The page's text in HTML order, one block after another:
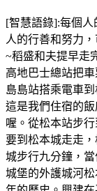
[智慧語錄]:每個
人的行善和努力
~稻盛和夫提早走
高地巴士總站把
島島站搭乘
這是我們住宿的飯
喔。從松本站步
要到松本城走走
城步行九分
城堡的外護城河